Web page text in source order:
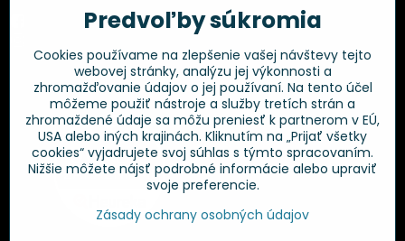
Facebook
Overené zákazníkmi
Predvoľby súkromia
Cookies používame na zlepšenie vašej návštevy tejto
webovej stránky, analýzu jej výkonnosti a
zhromažďovanie údajov o jej používaní. Na tento účel
môžeme použiť nástroje a služby tretích strán a
zhromaždené údaje sa môžu preniesť k partnerom v EÚ,
USA alebo iných krajinách. Kliknutím na „Prijať všetky
cookies“ vyjadrujete svoj súhlas s týmto spracovaním.
Nižšie môžete nájsť podrobné informácie alebo upraviť
svoje preferencie.
Zásady ochrany osobných údajov